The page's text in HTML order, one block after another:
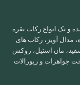
و تک انواع رکاب نقره
مدال آویز، رکاب های
مان استیل، روکش
جواهرات و زیورالات